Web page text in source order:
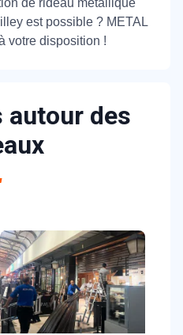
de rideau métallique
est possible ? METAL
votre disposition !
autour des